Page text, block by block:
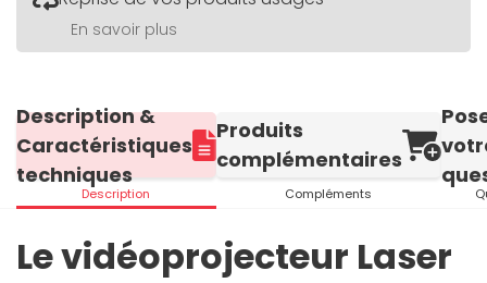
En savoir plus
Description &
Caractéristiques
techniques
Description
Produits
complémentaires
Compléments
Le vidéoprojecteur Laser